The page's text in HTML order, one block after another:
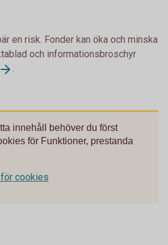
en risk. Fonder kan öka och minska
och informationsbroschyr
.
innehåll behöver du först
för Funktioner, prestanda
cookies